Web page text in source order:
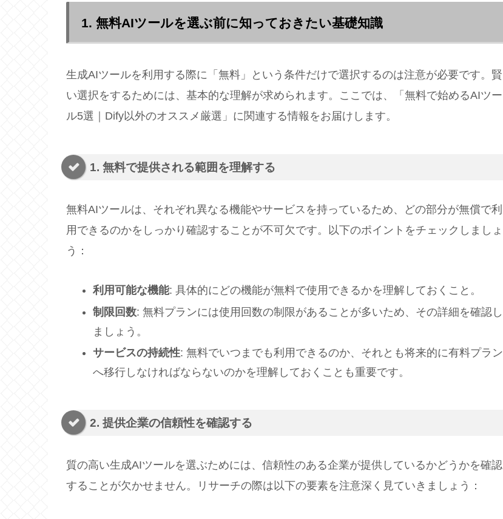
1. 無料AIツールを選ぶ前に知っておきたい基礎知識
生成AIツールを利用する際に「無料」という条件だけで選択するのは注意が必要です。賢
い選択をするためには、基本的な理解が求められます。ここでは、「無料で始めるAIツー
ル5選｜Dify以外のオススメ厳選」に関連する情報をお届けします。
1. 無料で提供される範囲を理解する
無料AIツールは、それぞれ異なる機能やサービスを持っているため、どの部分が無償で利
用できるのかをしっかり確認することが不可欠です。以下のポイントをチェックしましょ
う：
利用可能な機能: 具体的にどの機能が無料で使用できるかを理解しておくこと。
制限回数: 無料プランには使用回数の制限があることが多いため、その詳細を確認し
ましょう。
サービスの持続性: 無料でいつまでも利用できるのか、それとも将来的に有料プラン
へ移行しなければならないのかを理解しておくことも重要です。
2. 提供企業の信頼性を確認する
質の高い生成AIツールを選ぶためには、信頼性のある企業が提供しているかどうかを確認
することが欠かせません。リサーチの際は以下の要素を注意深く見ていきましょう：